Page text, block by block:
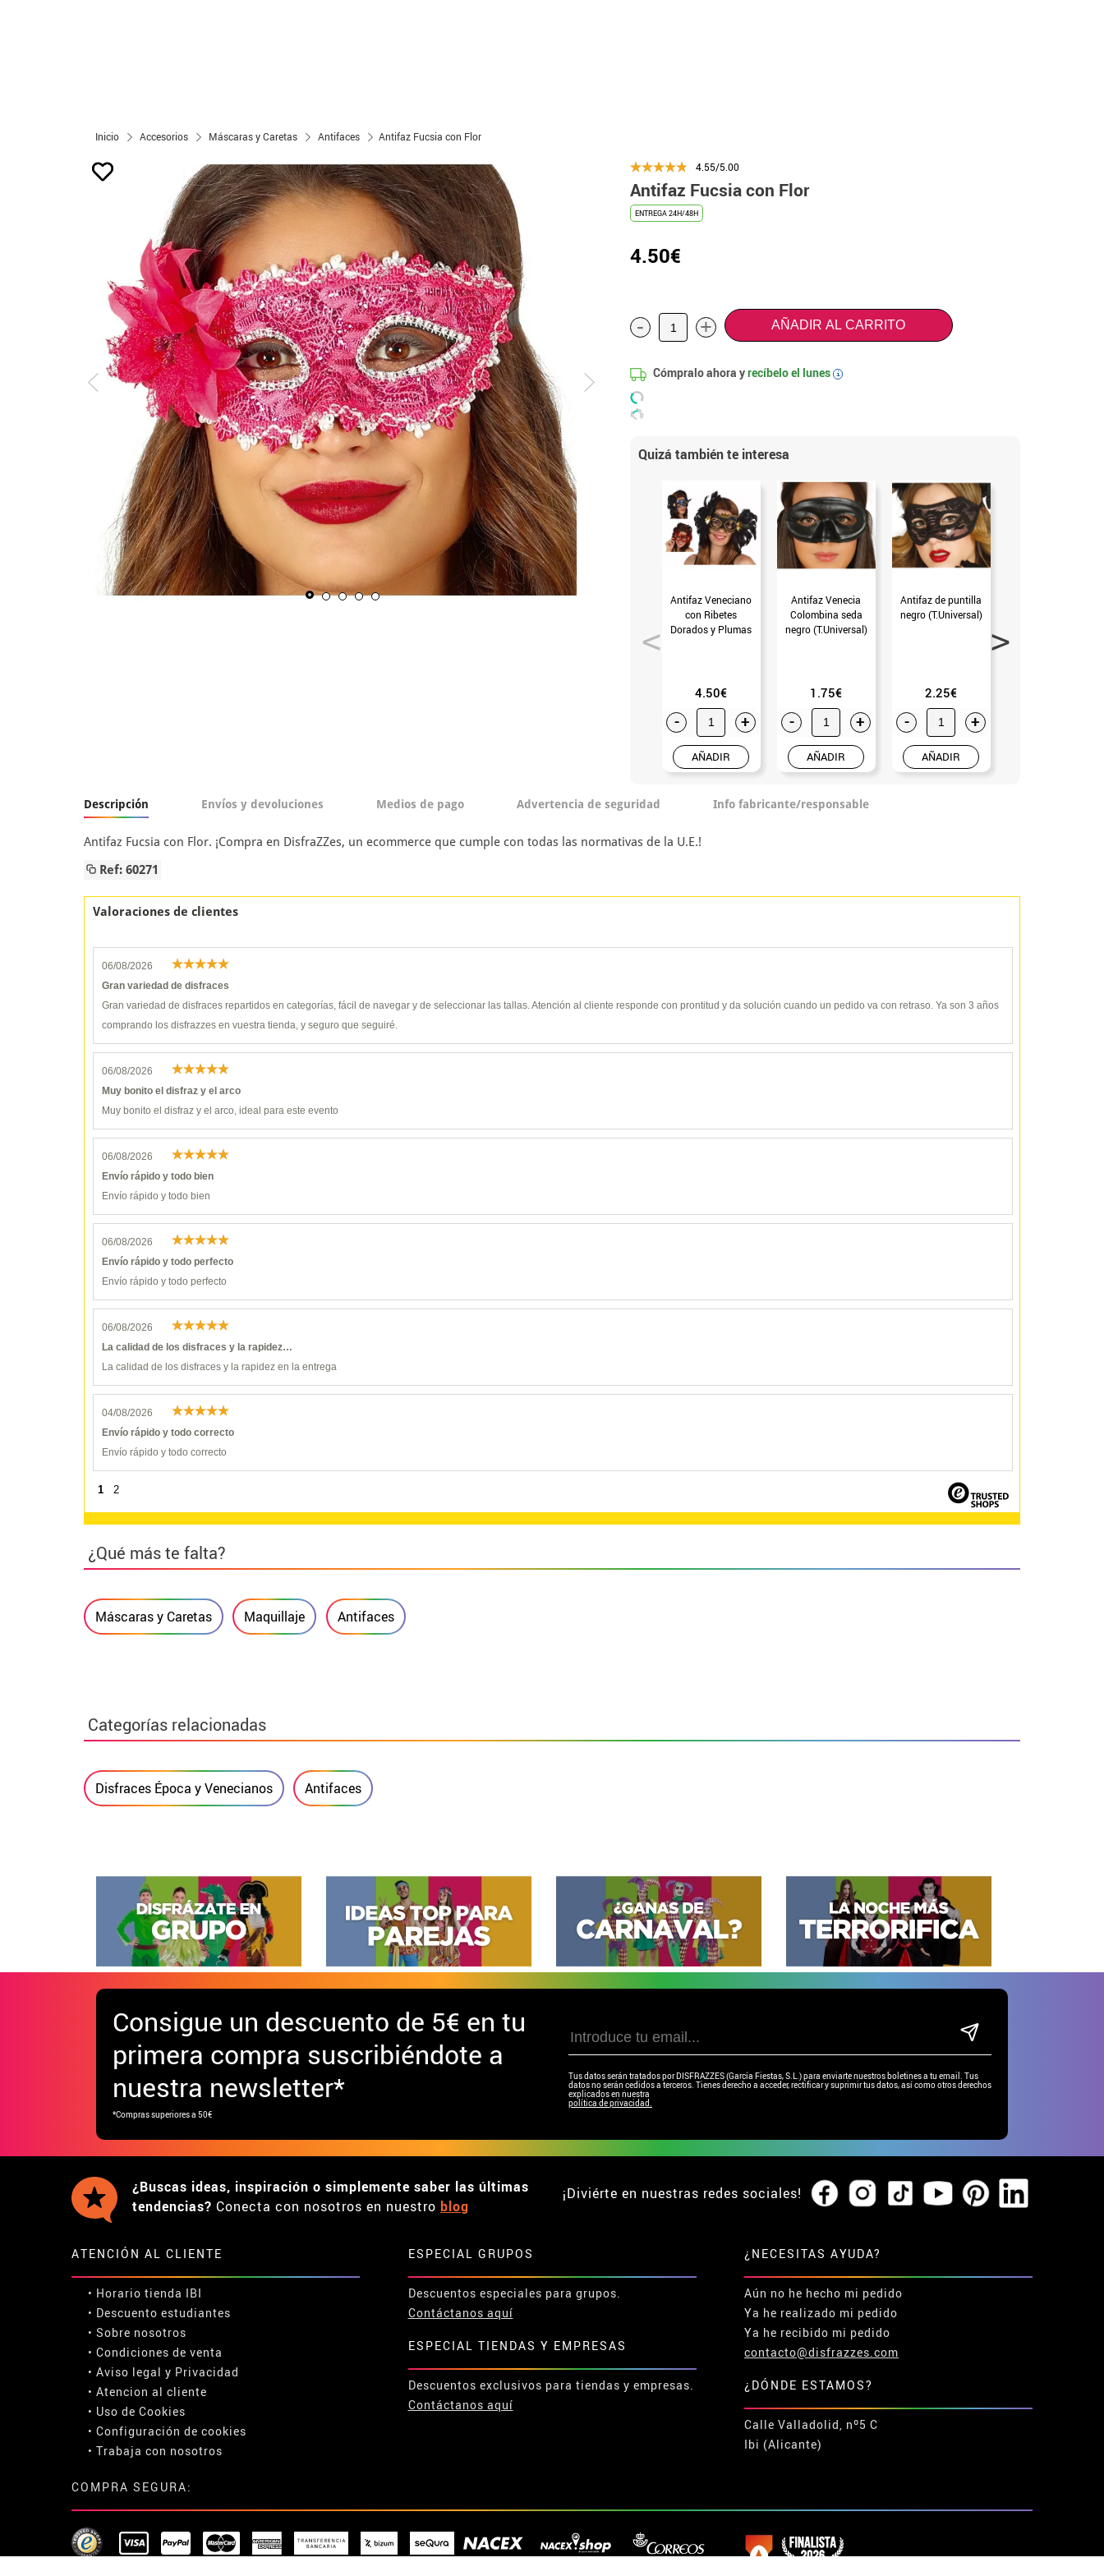
Inicio Accesorios Máscaras y Caretas Antifaces Antifaz Fucsia con Flor
4.55/5.00
Antifaz Fucsia con Flor
ENTREGA 24H/48H
4.50€
- + AÑADIR AL CARRITO
Cómpralo ahora yrecíbelo el lunes i
Quizá también te interesa
Antifaz Veneciano
con Ribetes
Dorados y Plumas
4.50€
- +
AÑADIR
Antifaz Venecia
Colombina seda
negro (T.Universal)
1.75€
- +
AÑADIR
Antifaz de puntilla
negro (T.Universal)
2.25€
- +
AÑADIR
Descripción Envíos y devoluciones Medios de pago Advertencia de seguridad Info fabricante/responsable
Antifaz Fucsia con Flor. ¡Compra en DisfraZZes, un ecommerce que cumple con todas las normativas de la U.E.!
Ref: 60271
Valoraciones de clientes
06/08/2026
Gran variedad de disfraces
Gran variedad de disfraces repartidos en categorías, fácil de navegar y de seleccionar las tallas. Atención al cliente responde con prontitud y da solución cuando un pedido va con retraso. Ya son 3 años
comprando los disfrazzes en vuestra tienda, y seguro que seguiré.
06/08/2026
Muy bonito el disfraz y el arco
Muy bonito el disfraz y el arco, ideal para este evento
06/08/2026
Envío rápido y todo bien
Envío rápido y todo bien
06/08/2026
Envío rápido y todo perfecto
Envío rápido y todo perfecto
06/08/2026
La calidad de los disfraces y la rapidez…
La calidad de los disfraces y la rapidez en la entrega
04/08/2026
Envío rápido y todo correcto
Envío rápido y todo correcto
1 2
¿Qué más te falta?
Máscaras y Caretas Maquillaje Antifaces
Categorías relacionadas
Disfraces Época y Venecianos Antifaces
Consigue un descuento de 5€ en tu
primera compra suscribiéndote a
nuestra newsletter*
*Compras superiores a 50€
Tus datos serán tratados por DISFRAZZES (García Fiestas, S.L.) para enviarte nuestros boletines a tu email. Tus
datos no serán cedidos a terceros. Tienes derecho a acceder, rectificar y suprimir tus datos, así como otros derechos
explicados en nuestra
política de privacidad.
¿Buscas ideas, inspiración o simplemente saber las últimas
tendencias? Conecta con nosotros en nuestro blog
¡Diviérte en nuestras redes sociales!
ATENCIÓN AL CLIENTE
• Horario tienda IBI
• Descuento estudiantes
• Sobre nosotros
• Condiciones de venta
• Aviso legal y Privacidad
• Atencion al cliente
• Uso de Cookies
• Configuración de cookies
• Trabaja con nosotros
ESPECIAL GRUPOS
Descuentos especiales para grupos.
Contáctanos aquí
ESPECIAL TIENDAS Y EMPRESAS
Descuentos exclusivos para tiendas y empresas.
Contáctanos aquí
¿NECESITAS AYUDA?
Aún no he hecho mi pedido
Ya he realizado mi pedido
Ya he recibido mi pedido
contacto@disfrazzes.com
¿DÓNDE ESTAMOS?
Calle Valladolid, nº5 C
Ibi (Alicante)
COMPRA SEGURA: